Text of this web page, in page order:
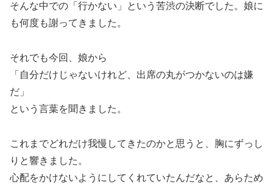
そんな中での「行かない」という苦渋の決断でした。娘に
も何度も謝ってきました。
それでも今回、娘から
「自分だけじゃないけれど、出席の丸がつかないのは嫌
だ」
という言葉を聞きました。
これまでどれだけ我慢してきたのかと思うと、胸にずっし
りと響きました。
心配をかけないようにしてくれていたんだなと、あらため